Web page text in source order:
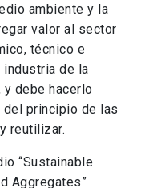
ambiente y la
valor al sector
técnico e
industria de la
debe hacerlo
del principio de las
reutilizar.
“Sustainable
Aggregates”